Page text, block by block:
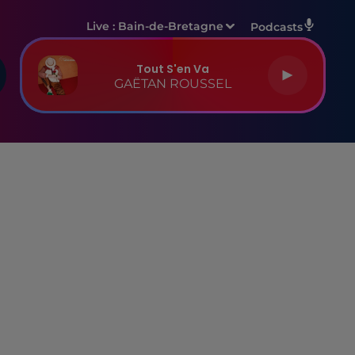
Live : Bain-de-Bretagne Podcasts
Tout S'en Va
GAËTAN ROUSSEL